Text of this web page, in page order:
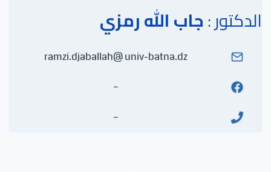
الدكتور :جاب الله رمزي
ramzi.djaballah@ univ-batna.dz
–
–